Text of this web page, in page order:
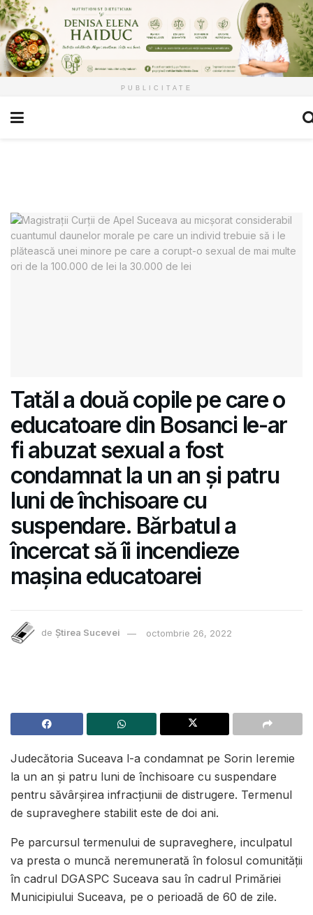
PUBLICITATE
Tatăl a două copile pe care o
educatoare din Bosanci le-ar
fi abuzat sexual a fost
condamnat la un an și patru
luni de închisoare cu
suspendare. Bărbatul a
încercat să îi incendieze
mașina educatoarei
de Știrea Sucevei octombrie 26, 2022
Judecătoria Suceava l-a condamnat pe Sorin Ieremie
la un an și patru luni de închisoare cu suspendare
pentru săvârșirea infracțiunii de distrugere. Termenul
de supraveghere stabilit este de doi ani.
Pe parcursul termenului de supraveghere, inculpatul
va presta o muncă neremunerată în folosul comunităţii
în cadrul DGASPC Suceava sau în cadrul Primăriei
Municipiului Suceava, pe o perioadă de 60 de zile.